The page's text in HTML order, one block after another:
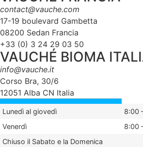
contact@vauche.com
17-19 boulevard Gambetta
08200 Sedan Francia
+33 (0) 3 24 29 03 50
VAUCHÉ BIOMA
info@vauche.it
Corso Bra, 30/6
12051 Alba CN Italia
Lunedì al giovedì
8:00
Venerdì
8:00
Chiuso il Sabato e la Domenica